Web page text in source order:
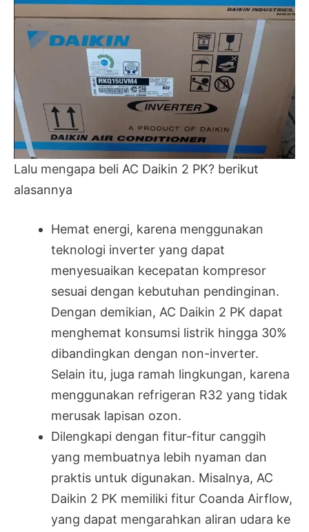
Lalu mengapa beli AC Daikin 2 PK? berikut
alasannya
Hemat energi, karena menggunakan
teknologi inverter yang dapat
menyesuaikan kecepatan kompresor
sesuai dengan kebutuhan pendinginan.
Dengan demikian, AC Daikin 2 PK dapat
menghemat konsumsi listrik hingga 30%
dibandingkan dengan non-inverter.
Selain itu, juga ramah lingkungan, karena
menggunakan refrigeran R32 yang tidak
merusak lapisan ozon.
Dilengkapi dengan fitur-fitur canggih
yang membuatnya lebih nyaman dan
praktis untuk digunakan. Misalnya, AC
Daikin 2 PK memiliki fitur Coanda Airflow,
yang dapat mengarahkan aliran udara ke